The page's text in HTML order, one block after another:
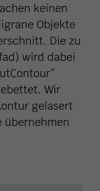
keinen
Objekte
Die zu
wird dabei
Wir
gelasert